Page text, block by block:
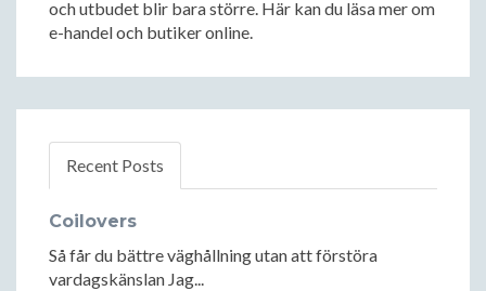
och utbudet blir bara större. Här kan du läsa mer om
e-handel och butiker online.
Recent Posts
Coilovers
Så får du bättre väghållning utan att förstöra
vardagskänslan Jag...